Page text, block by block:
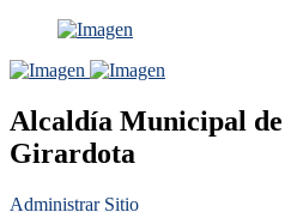
Alcaldía Municipal de
Girardota
Administrar Sitio